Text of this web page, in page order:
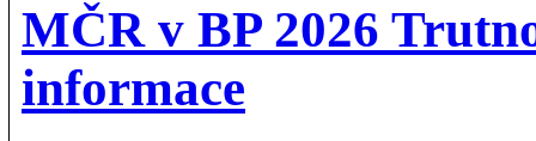
MČR v BP 2026
informace